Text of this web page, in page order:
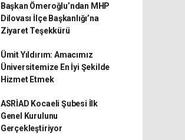
Başkan Ömeroğlu’ndan MHP
Dilovası İlçe Başkanlığı’na
Ziyaret Teşekkürü
Ümit Yıldırım: Amacımız
Üniversitemize En İyi Şekilde
Hizmet Etmek
ASRİAD Kocaeli Şubesi İlk
Genel Kurulunu
Gerçekleştiriyor